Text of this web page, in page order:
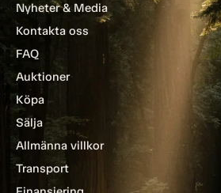
Nyheter & Media
Kontakta oss
FAQ
Auktioner
Köpa
Sälja
Allmänna villkor
Transport